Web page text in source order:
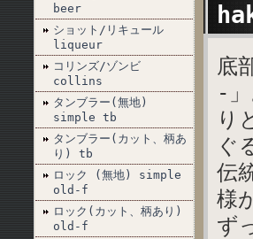
beer
ショット/リキュール
liqueur
コリンズ/ゾンビ
collins
タンブラー(無地)
simple tb
タンブラー(カット、柄あ
り) tb
ロック (無地) simple
old-f
ロック(カット、柄あり)
old-f
底
-
り
ぐ
伝
様
ず